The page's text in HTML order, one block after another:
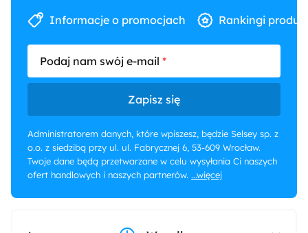
Informacje o promocjach Rankingi
Podaj nam swój e-mail
Zapisz się
Administratorem danych, które wpiszesz, będzie Selsey sp. z
o.o. z siedzibą przy ul. ul. Fabrycznej 6, 53-609 Wrocław.
Twoje dane będą przetwarzane w celu wysyłania Ci naszych
ofert handlowych i naszych partnerów. ...więcej